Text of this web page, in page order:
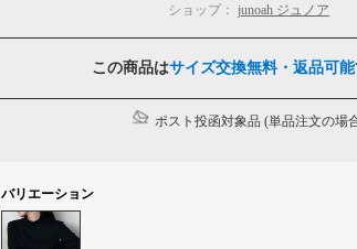
ショップ： junoah ジュノア
この商品はサイズ交換無料・返品可能
ポスト投函対象品 (単品注文の場
バリエーション